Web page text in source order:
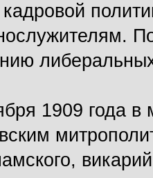
1909 года